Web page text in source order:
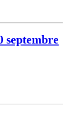
septembre